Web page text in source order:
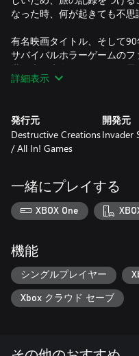
なった時、何が起きても不思
有名映画タイトル、そして
サバイバルホラーゲームのフ
世紀末の大人気タイトルの
ではあるが全く新しいストー
場に立ち、常用に関する彼ら
クトラッキング、弾薬管理、
謎解き、そして全体的な難易
の悪夢の中で骨の芯まで凍
る。
詳細表示
発行元
Destructive Creations
/ All In! Games
開発元
Invader
一緒にプレイする
XBOX One
機能
シングルプレイヤー
Xbox クラウド セーブ